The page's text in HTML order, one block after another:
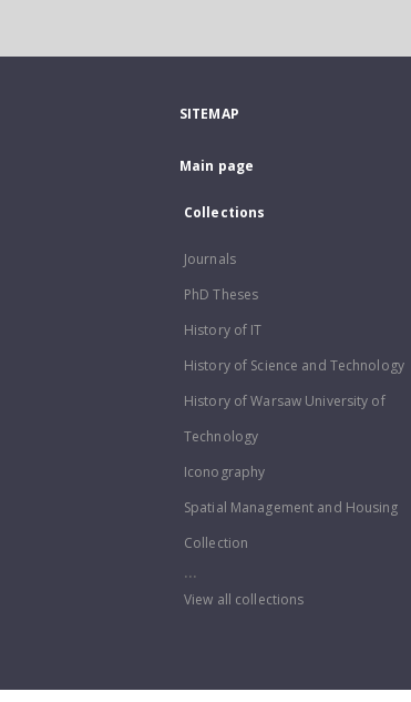
SITEMAP
Main page
Collections
Journals
PhD Theses
History of IT
History of Science and Technology
History of Warsaw University of
Technology
Iconography
Spatial Management and Housing
Collection
...
View all collections